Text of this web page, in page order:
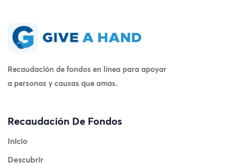
Recaudación de fondos en línea para apoyar
a personas y causas que amas.
Recaudación De Fondos
Inicio
Descubrir